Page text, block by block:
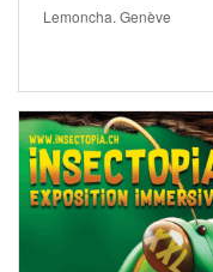
Lemoncha, Genève